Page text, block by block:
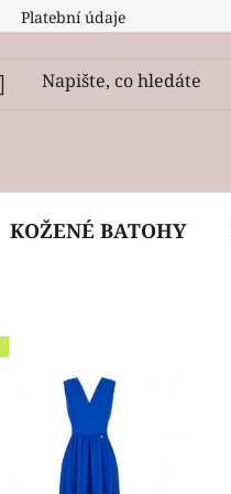
Platební údaje
KOŽENÉ BATOHY